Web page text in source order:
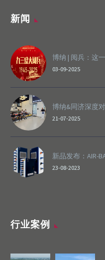
新闻
博纳 | 阅兵：这
03-09-2025
博纳&同济深度
21-07-2025
新品发布：AIR-
23-08-2023
行业案例